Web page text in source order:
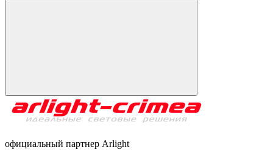
официальный партнер Arlight